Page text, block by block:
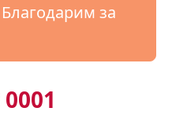
за
0001